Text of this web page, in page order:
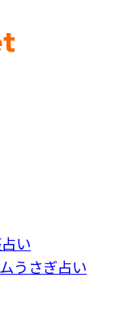
い
うさぎ占い